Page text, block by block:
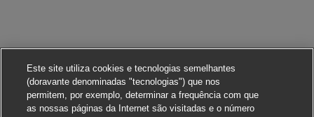
Este site utiliza cookies e tecnologias semelhantes
(doravante denominadas "tecnologias") que nos
permitem, por exemplo, determinar a frequência com que
as nossas páginas da Internet são visitadas e o número